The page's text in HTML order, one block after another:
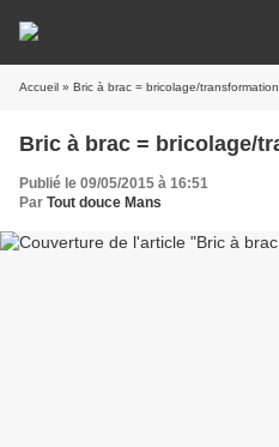
Accueil » Bric à brac = bricolage/transformation
Bric à brac = bricolage/
Publié le 09/05/2015 à 16:51
Par Tout douce Mans